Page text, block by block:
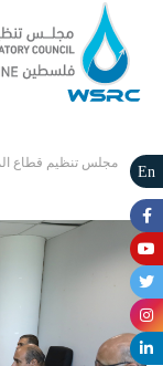
مجلس تنظيم قطاع
En